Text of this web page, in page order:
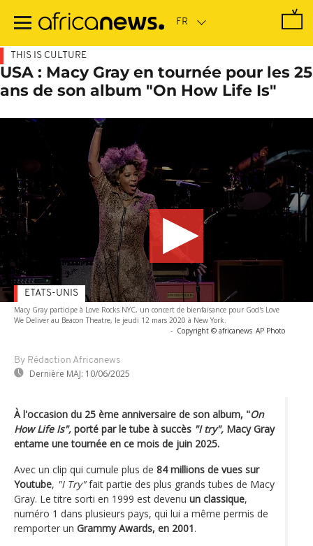
contenu
THIS IS CULTURE
USA : Macy Gray en tournée pour les 25
ans de son album "On How Life Is"
Macy Gray participe à Love Rocks NYC, un concert de bienfaisance pour God's Love
We Deliver au Beacon Theatre, le jeudi 12 mars 2020 à New York.
- Copyright © africanews AP Photo
By Rédaction Africanews
Dernière MAJ: 10/06/2025
ETATS-UNIS
À l'occasion du 25 ème anniversaire de son album, "On
How Life Is", porté par le tube à succès "I try", Macy Gray
entame une tournée en ce mois de juin 2025.
Avec un clip qui cumule plus de 84 millions de vues sur
Youtube, "I Try"fait partie des plus grands tubes de Macy
Gray. Le titre sorti en 1999 est devenu un classique,
numéro 1 dans plusieurs pays, qui lui a même permis de
remporter un Grammy Awards, en 2001.